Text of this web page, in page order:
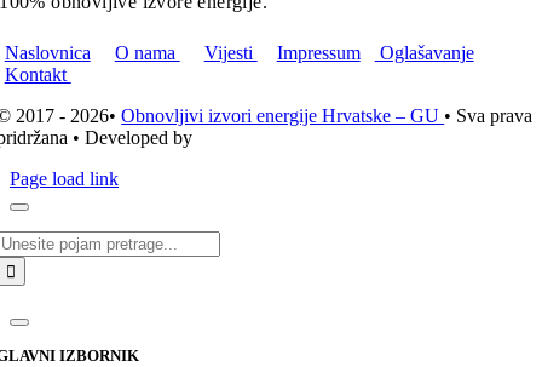
Naslovnica O nama Vijesti Impressum
Oglašavanje
Kontakt
2017 - 2026•Obnovljivi izvori energije Hrvatske – GU • Sva prava
• Developed by
Page load link
IZBORNIK